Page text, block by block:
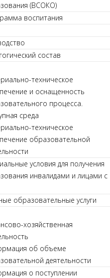
(ВСОКО)
воспитания
состав
техническое
и оснащенность
процесса.
среда
техническое
образовательной
условия для получения
инвалидами и лицами с
образовательные услуги
хозяйственная
об объеме
деятельности
о поступлении